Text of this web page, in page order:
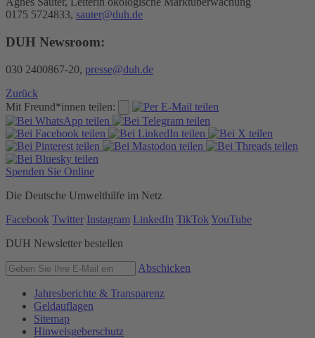
0175 5724833, sauter@duh.de
DUH Newsroom:
030 2400867-20, presse@duh.de
Zurück
Mit Freund*innen teilen:
Spenden Sie Online
Die Deutsche Umwelthilfe im Netz
Facebook Twitter Instagram LinkedIn TikTok YouTube
DUH Newsletter bestellen
Abschicken
Jahresberichte & Transparenz
Geldauflagen
Sitemap
Hinweisgeberschutz